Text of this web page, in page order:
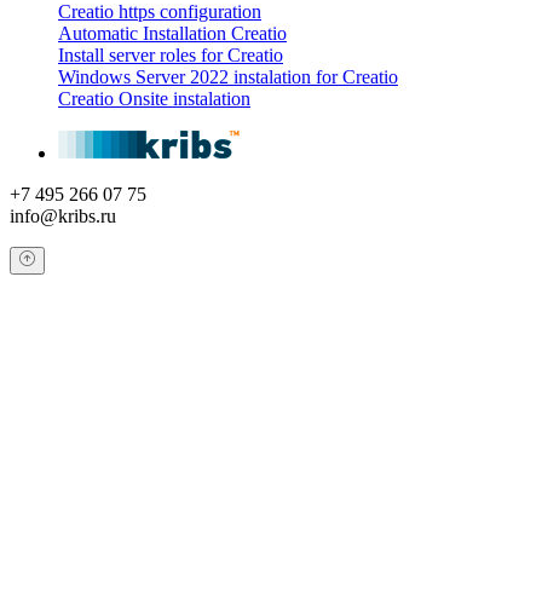
Creatio https configuration
Automatic Installation Creatio
Install server roles for Creatio
Windows Server 2022 instalation for Creatio
Creatio Onsite instalation
+7 495 266 07 75
info@kribs.ru